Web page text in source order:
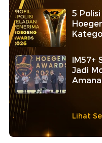
5
IM57+
Jadi
Lihat